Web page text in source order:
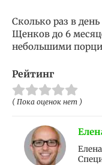
Сколько раз в
Щенков до 6
небольшими
Рейтинг
( Пока оценок нет )